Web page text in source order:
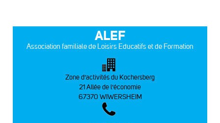
ALEF
Association familiale de Loisirs Educatifs et de Formation
Zone d’activités du Kochersberg
21 Allée de l’économie
67370 WIWERSHEIM